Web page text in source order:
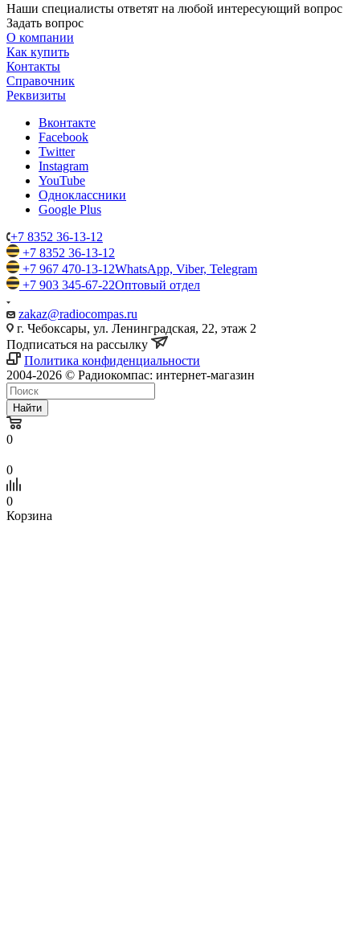
Наши специалисты ответят на любой интересующий вопрос
Задать вопрос
О компании
Как купить
Контакты
Справочник
Реквизиты
Вконтакте
Facebook
Twitter
Instagram
YouTube
Одноклассники
Google Plus
+7 8352 36-13-12
+7 8352 36-13-12
+7 967 470-13-12WhatsApp, Viber, Telegram
+7 903 345-67-22Оптовый отдел
zakaz@radiocompas.ru
г. Чебоксары, ул. Ленинградская, 22, этаж 2
Подписаться на рассылку
Политика конфиденциальности
2004-2026 © Радиокомпас: интернет-магазин
Найти
0
0
0
Корзина